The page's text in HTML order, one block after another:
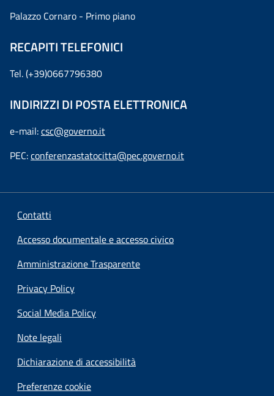
Palazzo Cornaro - Primo piano
RECAPITI TELEFONICI
Tel. (+39)0667796380
INDIRIZZI DI POSTA ELETTRONICA
e-mail:csc@governo.it
PEC:conferenzastatocitta@pec.governo.it
Contatti
Accesso documentale e accesso civico
Amministrazione Trasparente
Privacy Policy
Social Media Policy
Note legali
Dichiarazione di accessibilità
Preferenze cookie